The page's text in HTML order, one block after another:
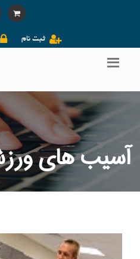
ثبت نام
آسیب های